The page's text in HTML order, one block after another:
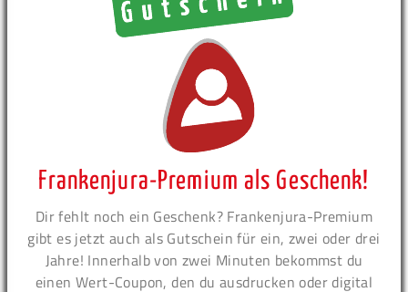
Frankenjura-Premium als Geschenk!
Dir fehlt noch ein Geschenk? Frankenjura-Premium
gibt es jetzt auch als Gutschein für ein, zwei oder drei
Jahre! Innerhalb von zwei Minuten bekommst du
einen Wert-Coupon, den du ausdrucken oder digital